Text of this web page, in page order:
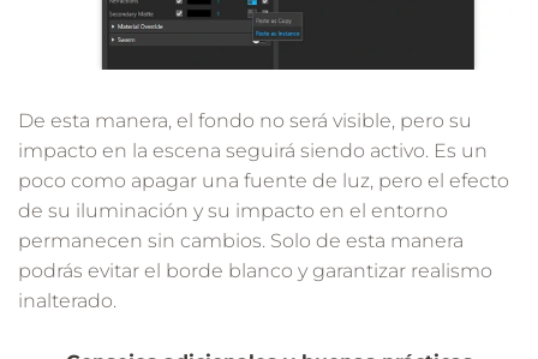
De esta manera, el fondo no será visible, pero su
impacto en la escena seguirá siendo activo. Es un
poco como apagar una fuente de luz, pero el efecto
de su iluminación y su impacto en el entorno
permanecen sin cambios. Solo de esta manera
podrás evitar el borde blanco y garantizar realismo
inalterado.